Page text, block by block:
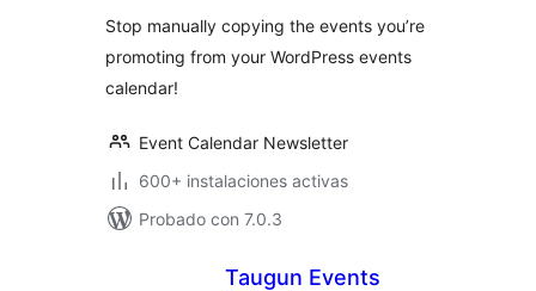
Stop manually copying the events you’re
promoting from your WordPress events
calendar!
Event Calendar Newsletter
600+ instalaciones activas
Probado con 7.0.3
Taugun Events